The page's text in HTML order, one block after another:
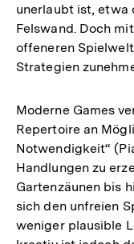
unerlaubt ist, etwa
Felswand. Doch
offeneren
Strategien
Moderne Games
Repertoire an
Notwendigkeit“
Handlungen zu
Gartenzäunen bis
sich den unfreien
weniger plausible